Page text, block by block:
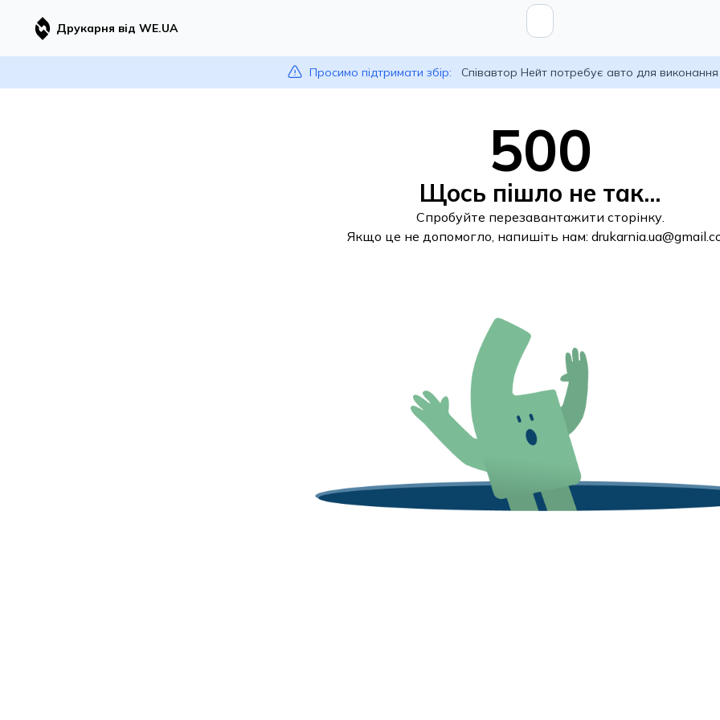
Друкарня від WE.UA
Просимо підтримати збір: Співавтор Нейт потребує авто для
500
Щось пішло не так...
Спробуйте перезавантажити сторінку.
Якщо це не допомогло, напишіть нам: